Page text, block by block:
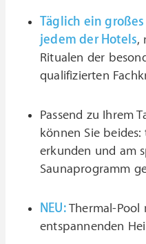
Täglich ein
jedem der Hotels,
Ritualen der
qualifizierten
Passend zu Ihrem
können Sie
erkunden und am
Saunaprogramm
NEU:Thermal-Pool
entspannenden